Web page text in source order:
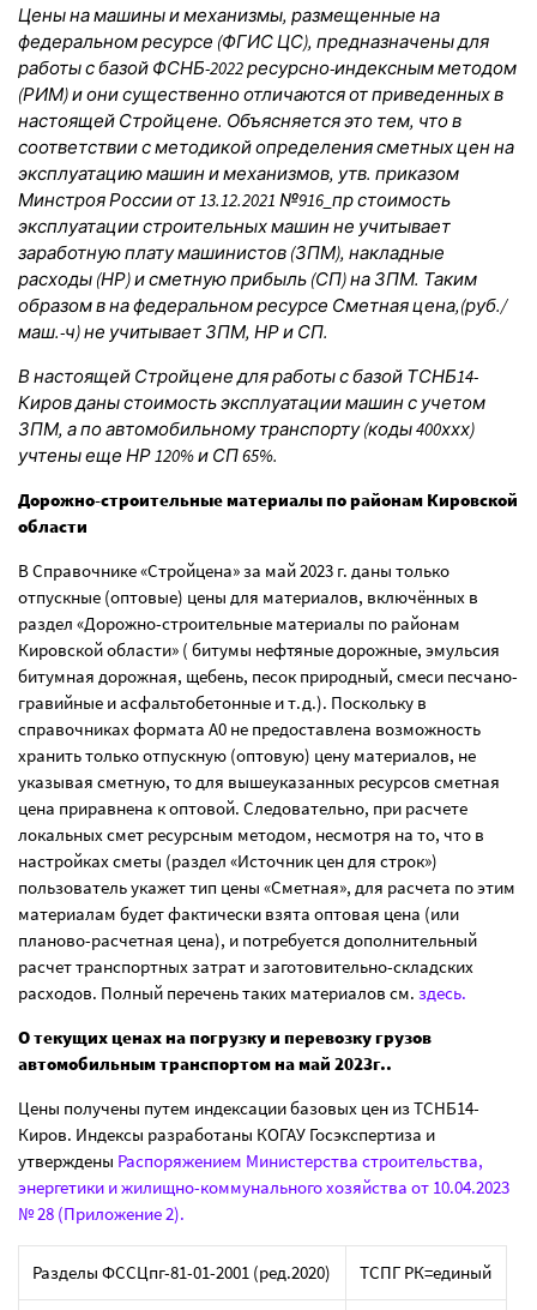
Цены на машины и механизмы, размещенные на
федеральном ресурсе (ФГИС ЦС), предназначены для
работы с базой ФСНБ-2022 ресурсно-индексным методом
(РИМ) и они существенно отличаются от приведенных в
настоящей Стройцене. Объясняется это тем, что в
соответствии с методикой определения сметных цен на
эксплуатацию машин и механизмов, утв. приказом
Минстроя России от 13.12.2021 №916_пр стоимость
эксплуатации строительных машин не учитывает
заработную плату машинистов (ЗПМ), накладные
расходы (НР) и сметную прибыль (СП) на ЗПМ. Таким
образом в на федеральном ресурсе Сметная цена,(руб./
маш.-ч) не учитывает ЗПМ, НР и СП.
В настоящей Стройцене для работы с базой ТСНБ14-
Киров даны стоимость эксплуатации машин с учетом
ЗПМ, а по автомобильному транспорту (коды 400ххх)
учтены еще НР 120% и СП 65%.
Дорожно-строительные материалы по районам Кировской
области
В Справочнике «Стройцена» за май 2023 г. даны только
отпускные (оптовые) цены для материалов, включённых в
раздел «Дорожно-строительные материалы по районам
Кировской области» ( битумы нефтяные дорожные, эмульсия
битумная дорожная, щебень, песок природный, смеси песчано-
гравийные и асфальтобетонные и т.д.). Поскольку в
справочниках формата А0 не предоставлена возможность
хранить только отпускную (оптовую) цену материалов, не
указывая сметную, то для вышеуказанных ресурсов сметная
цена приравнена к оптовой. Следовательно, при расчете
локальных смет ресурсным методом, несмотря на то, что в
настройках сметы (раздел «Источник цен для строк»)
пользователь укажет тип цены «Сметная», для расчета по этим
материалам будет фактически взята оптовая цена (или
планово-расчетная цена), и потребуется дополнительный
расчет транспортных затрат и заготовительно-складских
расходов. Полный перечень таких материалов см. здесь.
О текущих ценах на погрузку и перевозку грузов
автомобильным транспортом на май 2023г..
Цены получены путем индексации базовых цен из ТСНБ14-
Киров. Индексы разработаны КОГАУ Госэкспертиза и
утверждены Распоряжением Министерства строительства,
энергетики и жилищно-коммунального хозяйства от 10.04.2023
№ 28 (Приложение 2).
Разделы ФССЦпг-81-01-2001 (ред.2020) ТСПГ РК=единый